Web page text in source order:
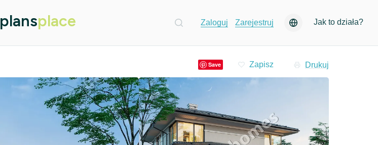
plansplace Zaloguj Zarejestruj Jak to działa?
Save Drukuj